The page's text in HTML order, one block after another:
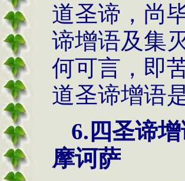
道圣谛，尚
谛增语及集
何可言，即
道圣谛增语
6. 四圣谛
摩诃萨